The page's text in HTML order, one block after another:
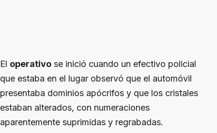
El operativo se inició cuando un efectivo policial
que estaba en el lugar observó que el automóvil
presentaba dominios apócrifos y que los cristales
estaban alterados, con numeraciones
aparentemente suprimidas y regrabadas.